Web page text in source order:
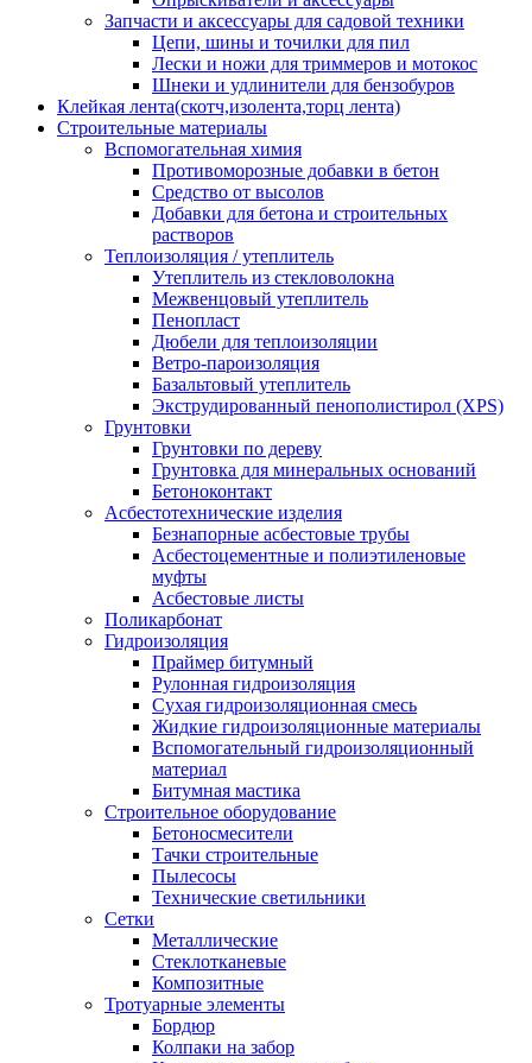
Запчасти и аксессуары для садовой техники
Цепи, шины и точилки для пил
Лески и ножи для триммеров и мотокос
Шнеки и удлинители для бензобуров
Клейкая лента(скотч,изолента,торц лента)
Строительные материалы
Вспомогательная химия
Противоморозные добавки в бетон
Средство от высолов
Добавки для бетона и строительных
растворов
Теплоизоляция / утеплитель
Утеплитель из стекловолокна
Межвенцовый утеплитель
Пенопласт
Дюбели для теплоизоляции
Ветро-пароизоляция
Базальтовый утеплитель
Экструдированный пенополистирол (XPS)
Грунтовки
Грунтовки по дереву
Грунтовка для минеральных оснований
Бетоноконтакт
Асбестотехнические изделия
Безнапорные асбестовые трубы
Асбестоцементные и полиэтиленовые
муфты
Асбестовые листы
Поликарбонат
Гидроизоляция
Праймер битумный
Рулонная гидроизоляция
Сухая гидроизоляционная смесь
Жидкие гидроизоляционные материалы
Вспомогательный гидроизоляционный
материал
Битумная мастика
Строительное оборудование
Бетоносмесители
Тачки строительные
Пылесосы
Технические светильники
Сетки
Металлические
Стеклотканевые
Композитные
Тротуарные элементы
Бордюр
Колпаки на забор